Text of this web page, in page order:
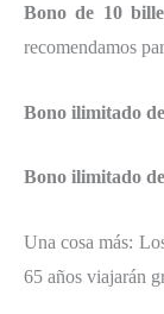
Bono de 10
recomendamos
Bono ilimitado
Bono ilimitado
Una cosa más:
65 años viajarán